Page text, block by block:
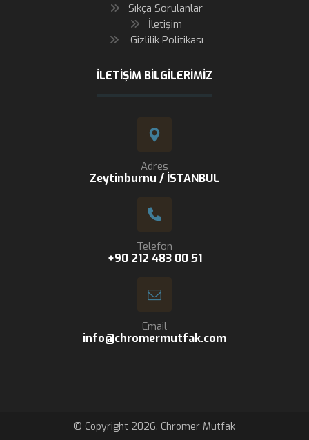
Sıkça Sorulanlar
İletişim
Gizlilik Politikası
İLETIŞIM BILGILERIMIZ
Adres
Zeytinburnu / İSTANBUL
Telefon
+90 212 483 00 51
Email
info@chromermutfak.com
© Copyright 2026. Chromer Mutfak